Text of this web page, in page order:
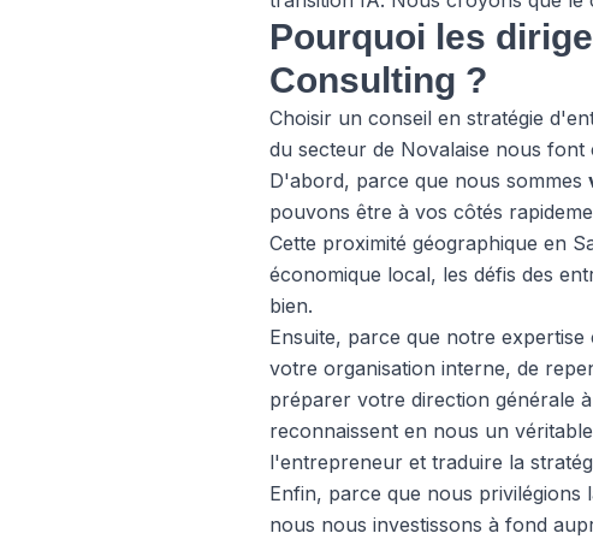
Pourquoi les
Consulting ?
Choisir un conseil en stratégie
du secteur de Novalaise nous
D'abord, parce que nous sommes
pouvons être à vos côtés
Cette proximité géographique en
économique local, les défis des
bien.
Ensuite, parce que notre
votre organisation interne, de
préparer votre direction générale
reconnaissent en nous un
l'entrepreneur et traduire la
Enfin, parce que nous privilégions
nous nous investissons à fond